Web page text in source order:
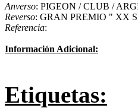
Anverso: PIGEON / CLUB /
Reverso: GRAN PREMIO " XX
Referencia:
Información Adicional:
Etiquetas: